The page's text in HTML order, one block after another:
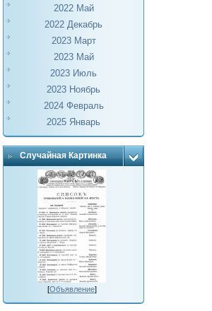
2022 Май
2022 Декабрь
2023 Март
2023 Май
2023 Июль
2023 Ноябрь
2024 Февраль
2025 Январь
Случайная Картинка
[Объявление]